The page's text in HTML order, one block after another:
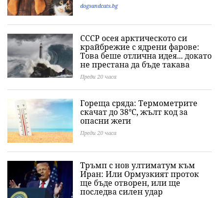
dogsandcats.bg
СССР осея арктическото си
крайбрежие с ядрени фарове:
Това беше отлична идея... докато
не престана да бъде такава
Преди 20 часа
Гореща сряда: Термометрите
скачат до 38°C, жълт код за
опасни жеги
Преди 20 часа
Тръмп с нов ултиматум към
Иран: Или Ормузкият проток
ще бъде отворен, или ще
последва силен удар